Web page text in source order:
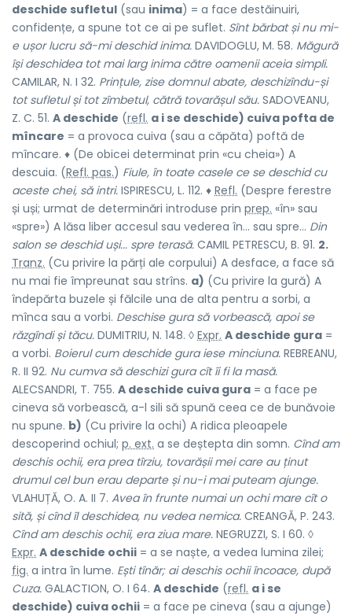
deschide sufletul (sau inima) = a face destăinuiri,
confidențe, a spune tot ce ai pe suflet. Sînt bărbat și nu mi-
e ușor lucru să-mi deschid inima. DAVIDOGLU, M. 58. Măgură
își deschidea tot mai larg inima către oamenii aceia simpli.
CAMILAR, N. I 32. Prințule, zise domnul abate, deschizîndu-și
tot sufletul și tot zîmbetul, cătră tovarășul său. SADOVEANU,
Z. C. 51. A deschide (refl. a i se deschide) cuiva pofta de
mîncare = a provoca cuiva (sau a căpăta) poftă de
mîncare. ♦ (De obicei determinat prin «cu cheia») A
descuia. (Refl. pas.) Fiule, în toate casele ce se deschid cu
aceste chei, să intri. ISPIRESCU, L. 112. ♦ Refl. (Despre ferestre
și uși; urmat de determinări introduse prin prep. «în» sau
«spre») A lăsa liber accesul sau vederea în... sau spre... Din
salon se deschid uși... spre terasă. CAMIL PETRESCU, B. 91. 2.
Tranz. (Cu privire la părți ale corpului) A desface, a face să
nu mai fie împreunat sau strîns. a) (Cu privire la gură) A
îndepărta buzele și fălcile una de alta pentru a sorbi, a
mînca sau a vorbi. Deschise gura să vorbească, apoi se
răzgîndi și tăcu. DUMITRIU, N. 148. ◊ Expr. A deschide gura =
a vorbi. Boierul cum deschide gura iese minciuna. REBREANU,
R. II 92. Nu cumva să deschizi gura cît îi fi la masă.
ALECSANDRI, T. 755. A deschide cuiva gura = a face pe
cineva să vorbească, a-l sili să spună ceea ce de bunăvoie
nu spune. b) (Cu privire la ochi) A ridica pleoapele
descoperind ochiul; p. ext. a se deștepta din somn. Cînd am
deschis ochii, era prea tîrziu, tovarășii mei care au ținut
drumul cel bun erau departe și nu-i mai puteam ajunge.
VLAHUȚĂ, O. A. II 7. Avea în frunte numai un ochi mare cît o
sită, și cînd îl deschidea, nu vedea nemica. CREANGĂ, P. 243.
Cînd am deschis ochii, era ziua mare. NEGRUZZI, S. I 60. ◊
Expr. A deschide ochii = a se naște, a vedea lumina zilei;
fig. a intra în lume. Ești tînăr; ai deschis ochii încoace, după
Cuza. GALACTION, O. I 64. A deschide (refl. a i se
deschide) cuiva ochii = a face pe cineva (sau a ajunge)